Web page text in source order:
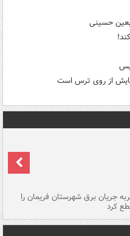
حسینی
از روی ترس است
جریان برق شهرستان فریمان را
کرد